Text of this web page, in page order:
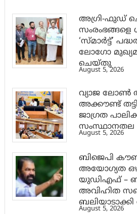
അഗ്രി-ഫുഡ്
സംരംഭങ്ങളെ
‘സ്മാര്‍ട്ട്’
ലോഗോ
ചെയ്തു
August 5, 2026
വ്യാജ ലോൺ
അക്കൗണ്ട്
ജാ​ഗ്രത
സംസ്ഥാനതല
August 5, 2026
ബിജെപി
അയോഗ്യത
യുഡിഎഫ് –
അവിഹിത
August 5, 2026